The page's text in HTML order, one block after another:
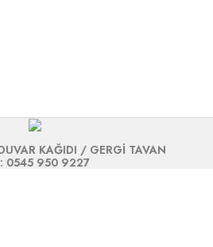
KAĞIDI / GERGİ TAVAN
0545 950 9227